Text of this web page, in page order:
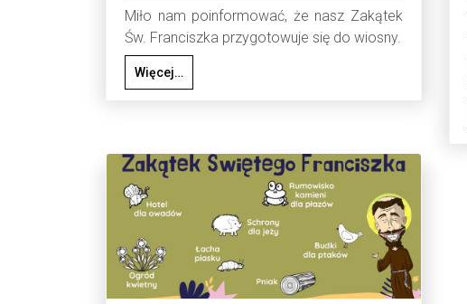
Miło nam poinformować, że nasz Zakątek
Św. Franciszka przygotowuje się do wiosny.
Więcej…